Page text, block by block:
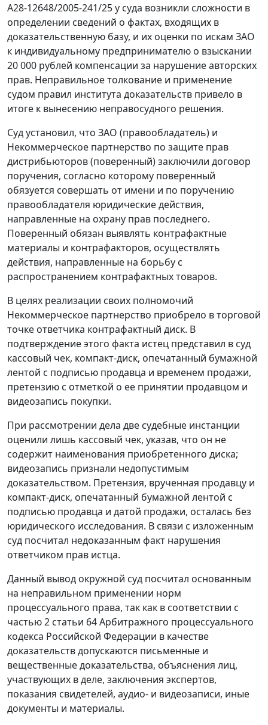
А28-12648/2005-241/25 у суда возникли сложности в
определении сведений о фактах, входящих в
доказательственную базу, и их оценки по искам ЗАО
к индивидуальному предпринимателю о взыскании
20 000 рублей компенсации за нарушение авторских
прав. Неправильное толкование и применение
судом правил института доказательств привело в
итоге к вынесению неправосудного решения.
Суд установил, что ЗАО (правообладатель) и
Некоммерческое партнерство по защите прав
дистрибьюторов (поверенный) заключили договор
поручения, согласно которому поверенный
обязуется совершать от имени и по поручению
правообладателя юридические действия,
направленные на охрану прав последнего.
Поверенный обязан выявлять контрафактные
материалы и контрафакторов, осуществлять
действия, направленные на борьбу с
распространением контрафактных товаров.
В целях реализации своих полномочий
Некоммерческое партнерство приобрело в торговой
точке ответчика контрафактный диск. В
подтверждение этого факта истец представил в суд
кассовый чек, компакт-диск, опечатанный бумажной
лентой с подписью продавца и временем продажи,
претензию с отметкой о ее принятии продавцом и
видеозапись покупки.
При рассмотрении дела две судебные инстанции
оценили лишь кассовый чек, указав, что он не
содержит наименования приобретенного диска;
видеозапись признали недопустимым
доказательством. Претензия, врученная продавцу и
компакт-диск, опечатанный бумажной лентой с
подписью продавца и датой продажи, осталась без
юридического исследования. В связи с изложенным
суд посчитал недоказанным факт нарушения
ответчиком прав истца.
Данный вывод окружной суд посчитал основанным
на неправильном применении норм
процессуального права, так как в соответствии с
частью 2 статьи 64Арбитражного процессуального
кодекса Российской Федерации в качестве
доказательств допускаются письменные и
вещественные доказательства, объяснения лиц,
участвующих в деле, заключения экспертов,
показания свидетелей, аудио- и видеозаписи, иные
документы и материалы.